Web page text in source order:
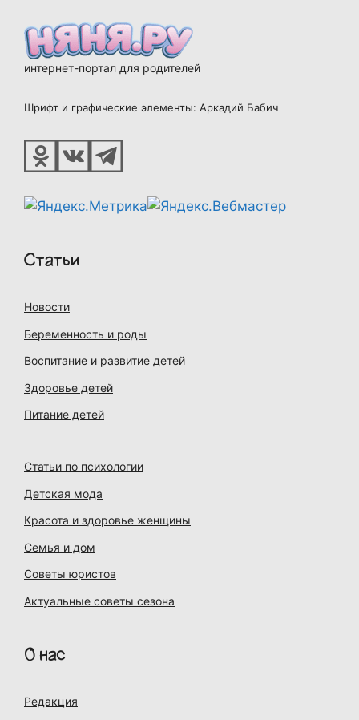
интернет-портал для родителей
Шрифт и графические элементы: Аркадий Бабич
Статьи
Новости
Беременность и роды
Воспитание и развитие детей
Здоровье детей
Питание детей
Статьи по психологии
Детская мода
Красота и здоровье женщины
Семья и дом
Советы юристов
Актуальные советы сезона
О нас
Редакция